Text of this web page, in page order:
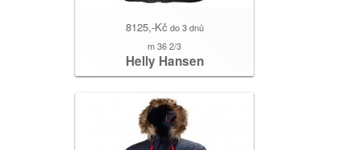
8125,-Kč do 3 dnů
m 36 2/3
Helly Hansen